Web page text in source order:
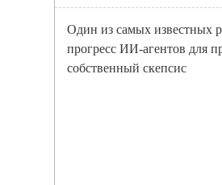
Один из самых известных
прогресс ИИ-агентов для
собственный скепсис